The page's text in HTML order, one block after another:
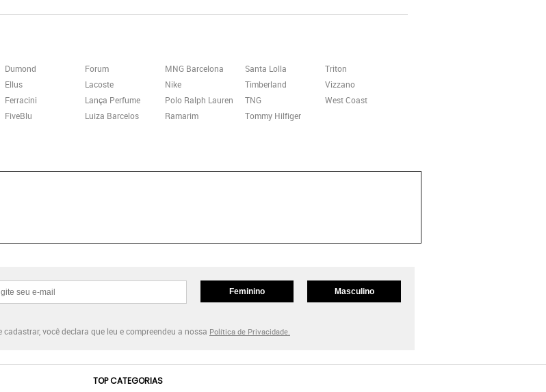
Dumond
Ellus
Ferracini
FiveBlu
Forum
Lacoste
Lança Perfume
Luiza Barcelos
MNG Barcelona
Nike
Polo Ralph Lauren
Ramarim
Santa Lolla
Timberland
TNG
Tommy Hilfiger
Triton
Vizzano
West Coast
Feminino Masculino
cadastrar, você declara que leu e compreendeu a nossa Política de Privacidade.
TOP CATEGORIAS